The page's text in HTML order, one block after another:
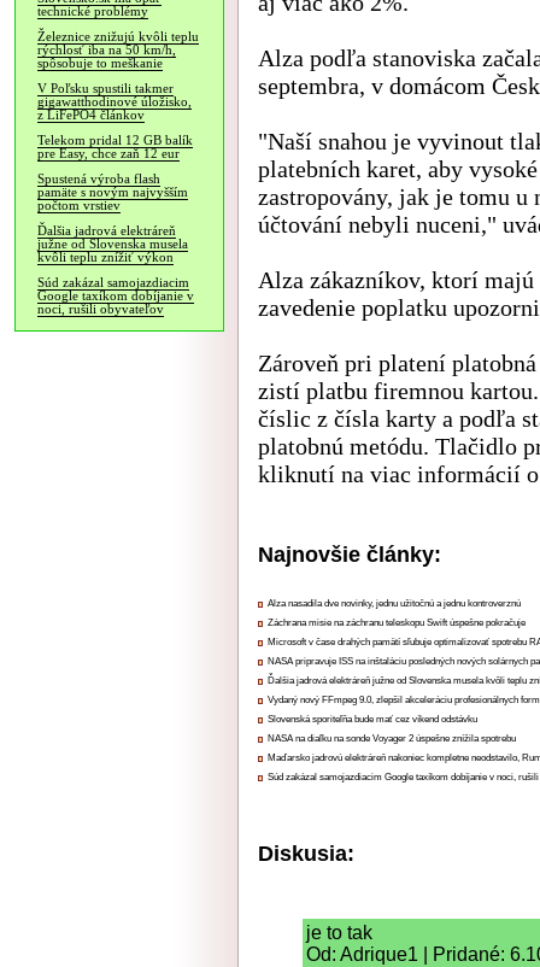
technické problémy
Železnice znižujú kvôli teplu
rýchlosť iba na 50 km/h,
spôsobuje to meškanie
V Poľsku spustili takmer
gigawatthodinové úložisko,
z LiFePO4 článkov
Telekom pridal 12 GB balík
pre Easy, chce zaň 12 eur
Spustená výroba flash
pamäte s novým najvyšším
počtom vrstiev
Ďalšia jadrová elektráreň
južne od Slovenska musela
kvôli teplu znížiť výkon
Súd zakázal samojazdiacim
Google taxíkom dobíjanie v
noci, rušili obyvateľov
Alza podľa stanoviska
septembra, v domácom
"Naší snahou je vyvinout
platebních karet, aby
zastropovány, jak je tomu
účtování nebyli nuceni,"
Alza zákazníkov, ktorí majú
zavedenie poplatku
Zároveň pri platení
zistí platbu firemnou
číslic z čísla karty a podľa
platobnú metódu. Tlačidlo
kliknutí na viac informácií
Najnovšie články:
Alza nasadila dve novinky, jednu užitočnú a jednu kontroverznú
Záchrana misie na záchranu teleskopu Swift úspešne pokračuje
Microsoft v čase drahých pamätí sľubuje optimalizovať spotrebu
NASA pripravuje ISS na inštaláciu posledných nových solárnych
Ďalšia jadrová elektráreň južne od Slovenska musela kvôli teplu
Vydaný nový FFmpeg 9.0, zlepšil akceleráciu profesionálnych
Slovenská sporiteľňa bude mať cez víkend odstávku
NASA na diaľku na sonde Voyager 2 úspešne znížila spotrebu
Maďarsko jadrovú elektráreň nakoniec kompletne neodstavilo,
Súd zakázal samojazdiacim Google taxíkom dobíjanie v noci,
Diskusia:
je to tak
Od: Adrique1 | Pridané: